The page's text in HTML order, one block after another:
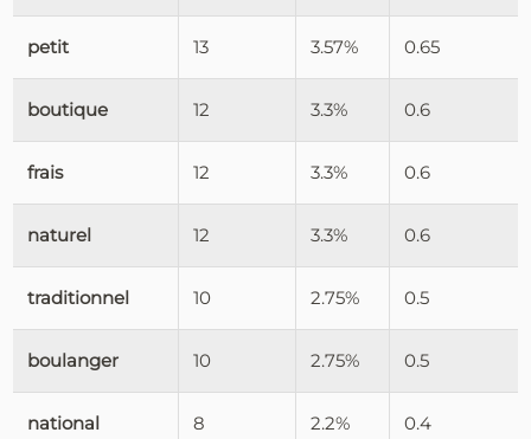
petit 13 3.57% 0.65
boutique 12 3.3% 0.6
frais 12 3.3% 0.6
naturel 12 3.3% 0.6
traditionnel 10 2.75% 0.5
boulanger 10 2.75% 0.5
national 8 2.2% 0.4